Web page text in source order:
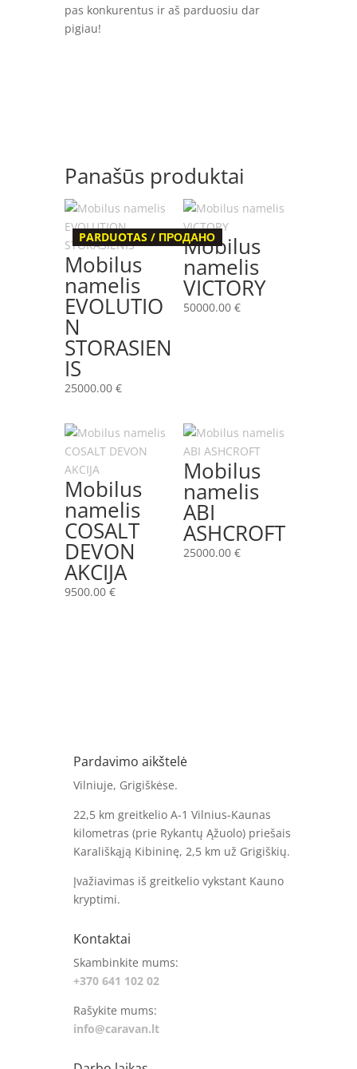
pas konkurentus ir aš parduosiu dar
pigiau!
Panašūs produktai
PARDUOTAS / ПРОДАНО
Mobilus
namelis
EVOLUTIO
N
STORASIEN
IS
25000.00 €
Mobilus
namelis
VICTORY
50000.00 €
Mobilus
namelis
COSALT
DEVON
AKCIJA
9500.00 €
Mobilus
namelis
ABI
ASHCROFT
25000.00 €
Pardavimo aikštelė
Vilniuje, Grigiškėse.
22,5 km greitkelio A-1 Vilnius-Kaunas
kilometras (prie Rykantų Ąžuolo) priešais
Karališkąją Kibininę, 2,5 km už Grigiškių.
Įvažiavimas iš greitkelio vykstant Kauno
kryptimi.
Kontaktai
Skambinkite mums:
+370 641 102 02
Rašykite mums:
info@caravan.lt